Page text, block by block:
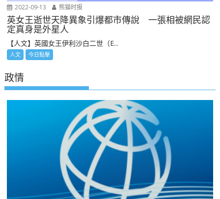
2022-09-13 熊猫时报
英女王逝世天降異象引爆都市傳說 一張相被網民認
定真身是外星人
【人文】英國女王伊利沙白二世（E...
人文 今日點擊
政情